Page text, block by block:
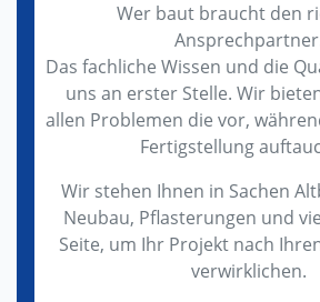
Wer baut braucht den
Das fachliche Wissen und die
uns an erster Stelle. Wir
allen Problemen die vor,
Fertigstellung
Wir stehen Ihnen in Sachen
Neubau, Pflasterungen und
Seite, um Ihr Projekt nach
verwirklichen.